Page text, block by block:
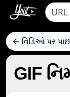
← વિડિઓ પર
GIF